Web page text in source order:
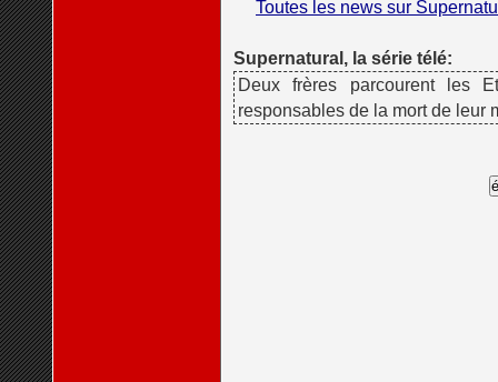
Toutes les news sur
Supernatural, la série télé:
Deux frères parcourent les
responsables de la mort de leur